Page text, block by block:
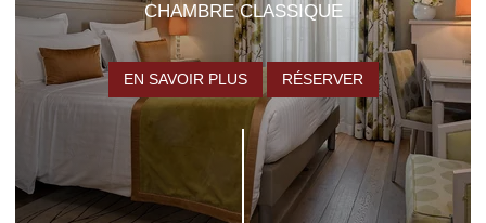
CHAMBRE CLASSIQUE
EN SAVOIR PLUS RÉSERVER